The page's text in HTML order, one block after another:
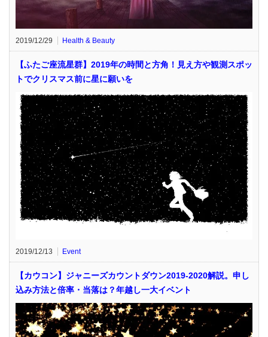
2019/12/29 Health & Beauty
【ふたご座流星群】2019年の時間と方角！見え方や観測スポッ
トでクリスマス前に星に願いを
2019/12/13 Event
【カウコン】ジャニーズカウントダウン2019-2020解説。申し
込み方法と倍率・当落は？年越し一大イベント